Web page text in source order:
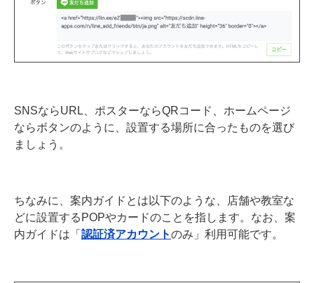
SNSならURL、ポスターならQRコード、ホームページ
ならボタンのように、設置する場所に合ったものを選び
ましょう。
ちなみに、案内ガイドとは以下のような、店舗や教室な
どに設置するPOPやカードのことを指します。なお、案
内ガイドは「 認証済アカウントのみ」利用可能です。